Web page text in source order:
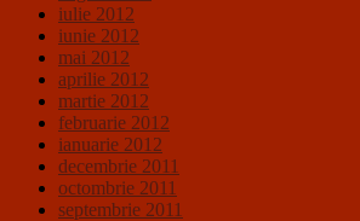
iulie 2012
iunie 2012
mai 2012
aprilie 2012
martie 2012
februarie 2012
ianuarie 2012
decembrie 2011
octombrie 2011
septembrie 2011